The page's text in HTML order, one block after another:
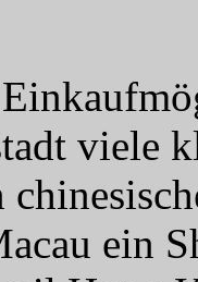
viele
ein